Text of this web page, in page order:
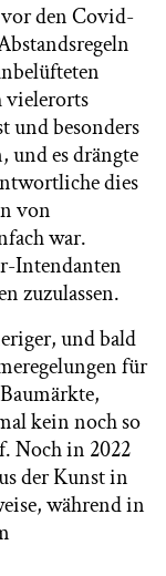
den Covid-
vielerorts
und besonders
und es drängte
dies
von
war.
Intendanten
zuzulassen.
und bald
für
kein noch so
Noch in 2022
der Kunst in
während in